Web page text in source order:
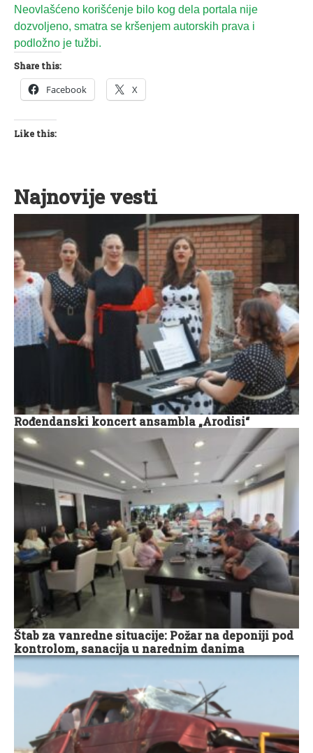
Neovlašćeno korišćenje bilo kog dela portala nije
dozvoljeno, smatra se kršenjem autorskih prava i
podložno je tužbi.
Share this:
Facebook X
Like this:
Najnovije vesti
Rođendanski koncert ansambla „Arodisi“
Štab za vanredne situacije: Požar na deponiji pod
kontrolom, sanacija u narednim danima